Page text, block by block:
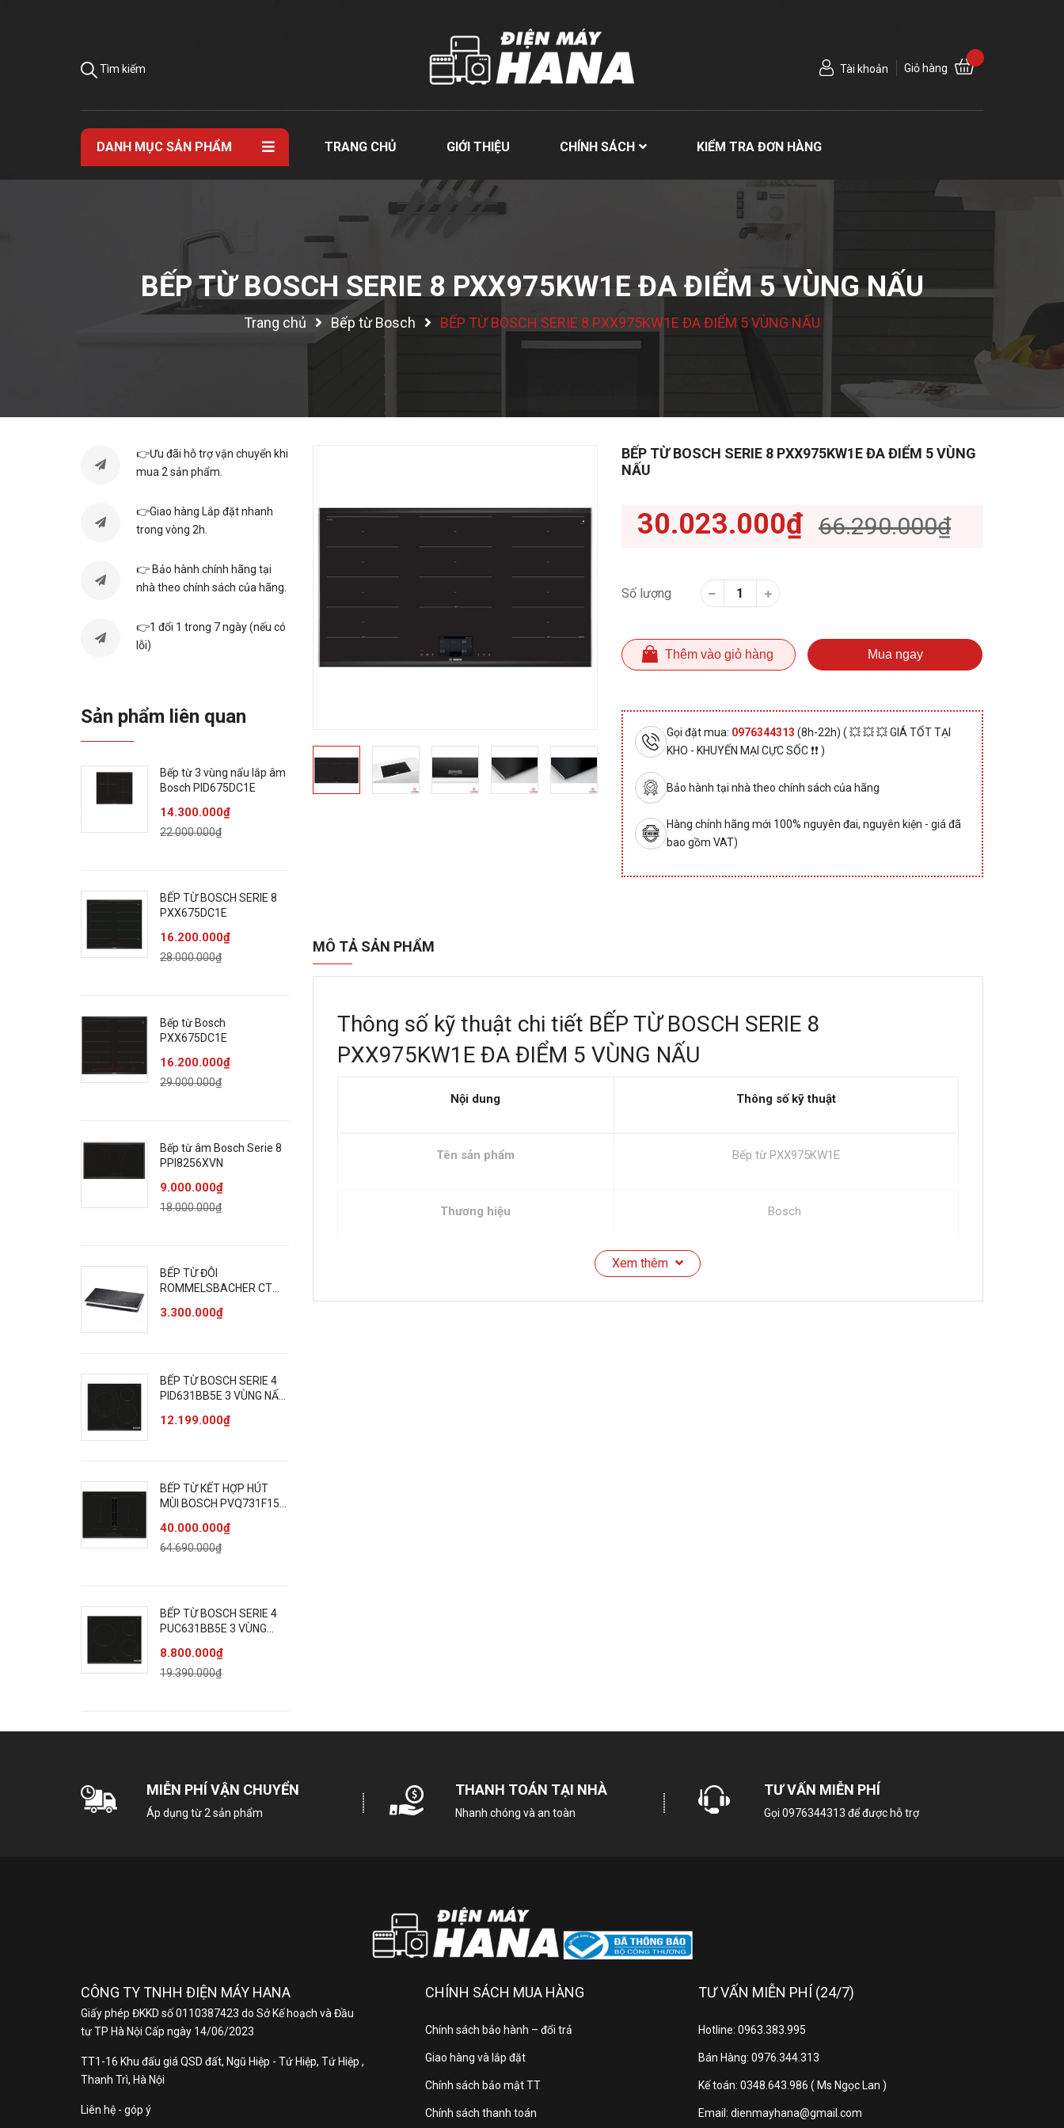
Tìm kiếm Tài khoản Giỏ hàng
DANH MỤC SẢN PHẨM TRANG CHỦ GIỚI THIỆU CHÍNH SÁCH KIỂM TRA ĐƠN HÀNG
BẾP TỪ BOSCH SERIE 8 PXX975KW1E ĐA ĐIỂM 5 VÙNG NẤU
Trang chủ Bếp từ Bosch BẾP TỪ BOSCH SERIE 8 PXX975KW1E ĐA ĐIỂM 5 VÙNG NẤU
BẾP TỪ BOSCH SERIE 8 PXX975KW1E ĐA ĐIỂM 5 VÙNG
NẤU
30.023.000₫ 66.290.000₫
Số lượng
Thêm vào giỏ hàng Mua ngay
Gọi đặt mua: 0976344313 (8h-22h) ( 💥 💥 💥 GIÁ TỐT TẠI
KHO - KHUYẾN MẠI CỰC SỐC ❗❗ )
Bảo hành tại nhà theo chính sách của hãng
Hàng chính hãng mới 100% nguyên đai, nguyên kiện - giá đã
bao gồm VAT)
MÔ TẢ SẢN PHẨM
Thông số kỹ thuật chi tiết BẾP TỪ BOSCH SERIE 8
PXX975KW1E ĐA ĐIỂM 5 VÙNG NẤU
Nội dung Thông số kỹ thuật
Tên sản phẩm Bếp từ PXX975KW1E
Thương hiệu Bosch
Power levels (Gia nhiệt)
Perfect Fry (Cảm biến chiên xào)
MoveMode (Vùng nhiệt thay đổi)
Tổng công suất
Lượng tiêu thụ điện 185Wh/kg
Cấp độ nhiệt 17 cấp độ nhiệt
Kích thước (CxRxS)) 51 x 916 x 527 mm
Xem thêm
👉Ưu đãi hỗ trợ vận chuyển khi
mua 2 sản phẩm.
👉Giao hàng Lắp đặt nhanh
trong vòng 2h.
👉 Bảo hành chính hãng tại
nhà theo chính sách của hãng.
👉1 đổi 1 trong 7 ngày (nếu có
lỗi)
Sản phẩm liên quan
Bếp từ 3 vùng nấu lắp âm
Bosch PID675DC1E
14.300.000₫
22.000.000₫
BẾP TỪ BOSCH SERIE 8
PXX675DC1E
16.200.000₫
28.000.000₫
Bếp từ Bosch
PXX675DC1E
16.200.000₫
29.000.000₫
Bếp từ âm Bosch Serie 8
PPI8256XVN
9.000.000₫
18.000.000₫
BẾP TỪ ĐÔI
ROMMELSBACHER CT
3.300.000₫
BẾP TỪ BOSCH SERIE 4
PID631BB5E 3 VÙNG NẤU
12.199.000₫
BẾP TỪ KẾT HỢP HÚT
MÙI BOSCH PVQ731F15E
40.000.000₫
64.690.000₫
BẾP TỪ BOSCH SERIE 4
PUC631BB5E 3 VÙNG
8.800.000₫
19.390.000₫
MIỄN PHÍ VẬN CHUYỂN
Áp dụng từ 2 sản phẩm
THANH TOÁN TẠI NHÀ
Nhanh chóng và an toàn
TƯ VẤN MIỄN PHÍ
Gọi 0976344313 để được hỗ trợ
CÔNG TY TNHH ĐIỆN MÁY HANA
Giấy phép ĐKKD số 0110387423 do Sở Kế hoạch và Đầu
tư TP Hà Nội Cấp ngày 14/06/2023
TT1-16 Khu đấu giá QSD đất, Ngũ Hiệp - Tứ Hiệp, Tứ Hiệp ,
Thanh Trì, Hà Nội
Liên hệ - góp ý
CHÍNH SÁCH MUA HÀNG
Chính sách bảo hành – đổi trả
Giao hàng và lắp đặt
Chính sách bảo mật TT
Chính sách thanh toán
TƯ VẤN MIỄN PHÍ (24/7)
Hotline: 0963.383.995
Bán Hàng: 0976.344.313
Kế toán: 0348.643.986 ( Ms Ngọc Lan )
Email: dienmayhana@gmail.com